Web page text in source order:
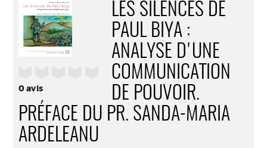
0avis
LES SILENCES DE
PAUL BIYA :
ANALYSE D'UNE
COMMUNICATION
DE POUVOIR.
PRÉFACE DU PR. SANDA-MARIA
ARDELEANU